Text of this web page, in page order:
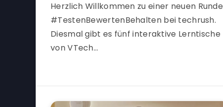
Herzlich Willkommen zu einer neuen Runde
#TestenBewertenBehalten bei techrush.
Diesmal gibt es fünf interaktive Lerntische
von VTech…